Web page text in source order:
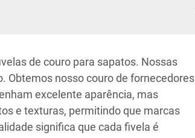
de couro para sapatos. Nossas
Obtemos nosso couro de fornecedores
excelente aparência, mas
e texturas, permitindo que marcas
significa que cada fivela é